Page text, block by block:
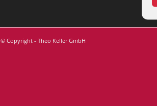
© Copyright - Theo Keller GmbH